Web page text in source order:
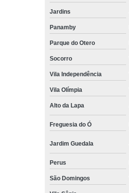
Jardins
Panamby
Parque do Otero
Socorro
Vila Independência
Vila Olímpia
Alto da Lapa
Freguesia do Ó
Jardim Guedala
Perus
São Domingos